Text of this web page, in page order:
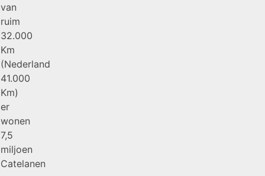
van
ruim
32.000
Km
(Nederland
41.000
Km)
er
wonen
7,5
miljoen
Catelanen